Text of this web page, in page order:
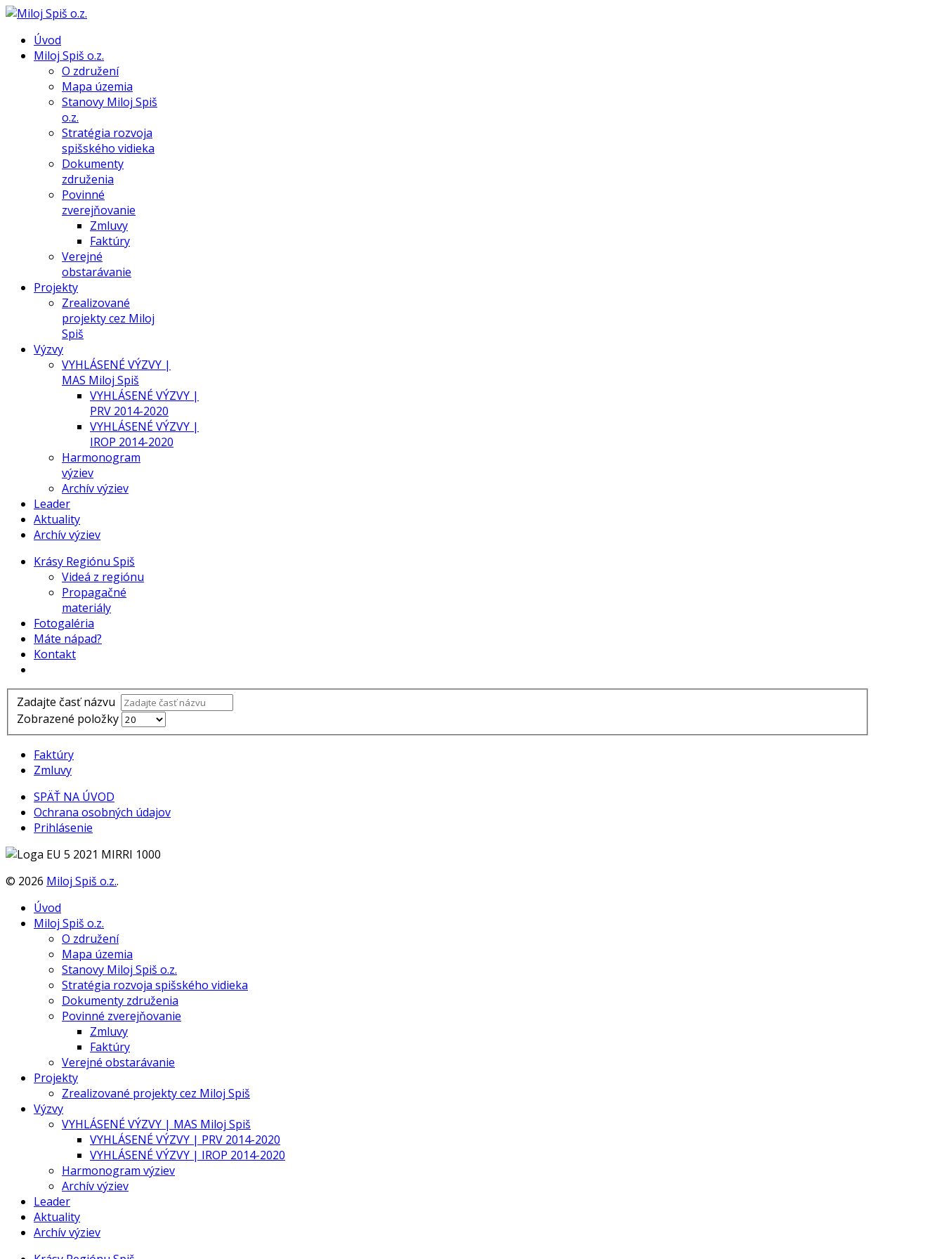
Úvod
Miloj Spiš o.z.
O združení
Mapa územia
Stanovy Miloj Spiš
o.z.
Stratégia rozvoja
spišského vidieka
Dokumenty
združenia
Povinné
zverejňovanie
Zmluvy
Faktúry
Verejné
obstarávanie
Projekty
Zrealizované
projekty cez Miloj
Spiš
Výzvy
VYHLÁSENÉ VÝZVY |
MAS Miloj Spiš
VYHLÁSENÉ VÝZVY |
PRV 2014-2020
VYHLÁSENÉ VÝZVY |
IROP 2014-2020
Harmonogram
výziev
Archív výziev
Leader
Aktuality
Archív výziev
Krásy Regiónu Spiš
Videá z regiónu
Propagačné
materiály
Fotogaléria
Máte nápad?
Kontakt
Zadajte časť názvu
Zobrazené položky
Faktúry
Zmluvy
SPÄŤ NA ÚVOD
Ochrana osobných údajov
Prihlásenie
© 2026 Miloj Spiš o.z..
Úvod
Miloj Spiš o.z.
O združení
Mapa územia
Stanovy Miloj Spiš o.z.
Stratégia rozvoja spišského vidieka
Dokumenty združenia
Povinné zverejňovanie
Zmluvy
Faktúry
Verejné obstarávanie
Projekty
Zrealizované projekty cez Miloj Spiš
Výzvy
VYHLÁSENÉ VÝZVY | MAS Miloj Spiš
VYHLÁSENÉ VÝZVY | PRV 2014-2020
VYHLÁSENÉ VÝZVY | IROP 2014-2020
Harmonogram výziev
Archív výziev
Leader
Aktuality
Archív výziev